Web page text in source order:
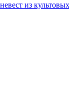
невест из